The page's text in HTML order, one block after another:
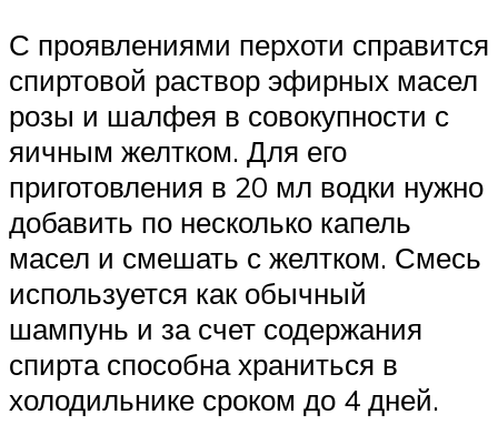
С проявлениями перхоти справится
спиртовой раствор эфирных масел
розы и шалфея в совокупности с
яичным желтком. Для его
приготовления в 20 мл водки нужно
добавить по несколько капель
масел и смешать с желтком. Смесь
используется как обычный
шампунь и за счет содержания
спирта способна храниться в
холодильнике сроком до 4 дней.